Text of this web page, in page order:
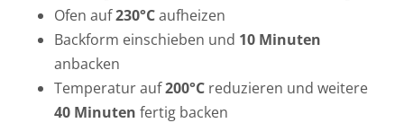
Ofen auf230°Caufheizen
Backform einschieben und 10 Minuten
anbacken
Temperatur auf200°Creduzieren und weitere
40 Minuten fertig backen